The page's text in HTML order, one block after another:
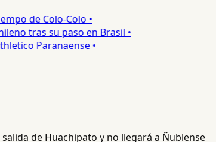
de Colo-Colo •
tras su paso en Brasil •
Paranaense •